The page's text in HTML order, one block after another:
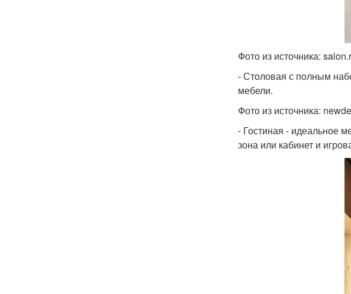
Фото из источника:
- Столовая с полным
мебели.
Фото из источника:
- Гостиная - идеальное
зона или кабинет и